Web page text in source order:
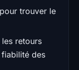
trouver le
retours
fiabilité des